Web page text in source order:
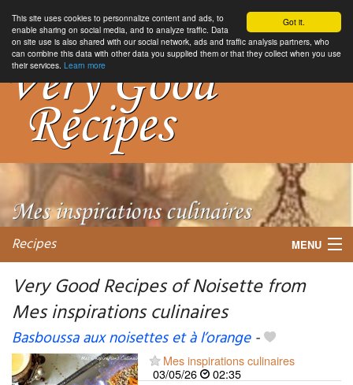
Got it.
This site uses cookies to personnalize content and ads, to
enable sharing on social media, and to analyze traffic. Data
on site use is also shared with our social network, ads and traffic analysis partners, who
can combine this data with other data you supplied them or that they collect when you use
their services. Learn more
Recipes MENU
My favorite blogs
Very Good Recipes of Noisette from
Mes inspirations culinaires
Basboussa aux noisettes et à l’orange-
Mes inspirations culinaires
03/05/26
02:35